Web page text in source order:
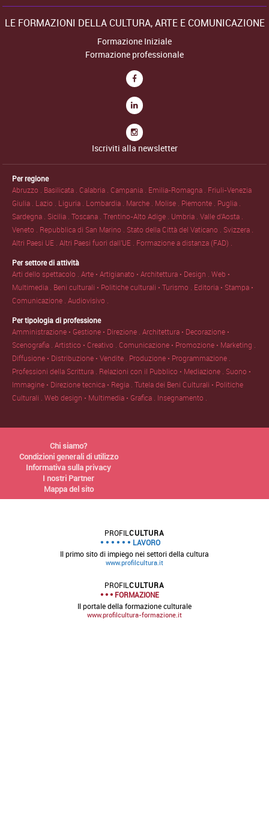
LE FORMAZIONI DELLA CULTURA, ARTE E COMUNICAZIONE
Formazione Iniziale
Formazione professionale
Iscriviti alla newsletter
Per regione
Abruzzo . Basilicata .Calabria .Campania . Emilia-Romagna . Friuli-Venezia
Giulia . Lazio . Liguria . Lombardia . Marche . Molise . Piemonte . Puglia .
Sardegna . Sicilia .Toscana .Trentino-Alto Adige . Umbria .Valle d'Aosta .
Veneto . Repubblica di San Marino . Stato della Città del Vaticano . Svizzera .
Altri Paesi UE .Altri Paesi fuori dall'UE . Formazione a distanza (FAD) .
Per settore di attività
Arti dello spettacolo .Arte • Artigianato • Architettura • Design .Web •
Multimedia . Beni culturali • Politiche culturali • Turismo . Editoria • Stampa •
Comunicazione .Audiovisivo .
Per tipologia di professione
Amministrazione • Gestione • Direzione .Architettura • Decorazione •
Scenografia .Artistico • Creativo .Comunicazione • Promozione • Marketing .
Diffusione • Distribuzione • Vendite . Produzione • Programmazione .
Professioni della Scrittura . Relazioni con il Pubblico • Mediazione . Suono •
Immagine • Direzione tecnica • Regia .Tutela dei Beni Culturali • Politiche
Culturali .Web design • Multimedia • Grafica . Insegnamento .
Chi siamo?
Condizioni generali di utilizzo
Informativa sulla privacy
I nostri Partner
Mappa del sito
PROFIL CULTURA
LAVORO
Il primo sito di impiego nei settori della cultura
www.profilcultura.it
PROFIL CULTURA
FORMAZIONE
Il portale della formazione culturale
www.profilcultura-formazione.it